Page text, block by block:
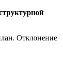
Отклонение